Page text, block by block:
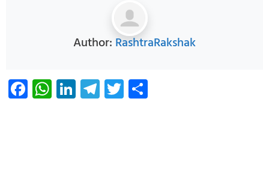
Author: RashtraRakshak
Facebook
WhatsApp
LinkedIn
Telegram
Twitter